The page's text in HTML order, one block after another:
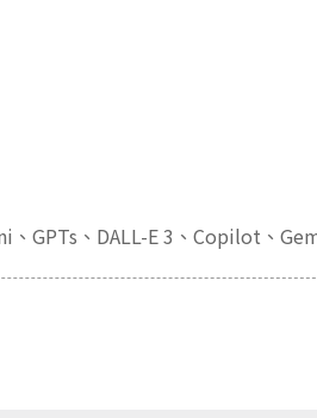
GPTs、DALL-E 3、Copilot、